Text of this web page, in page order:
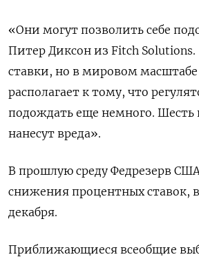
«Они могут позволить себе
Питер Диксон из Fitch
ставки, но в мировом
располагает к тому, что
подождать еще немного. Шесть
нанесут вреда».
В прошлую среду Федрезерв
снижения процентных ставок,
декабря.
Приближающиеся всеобщие